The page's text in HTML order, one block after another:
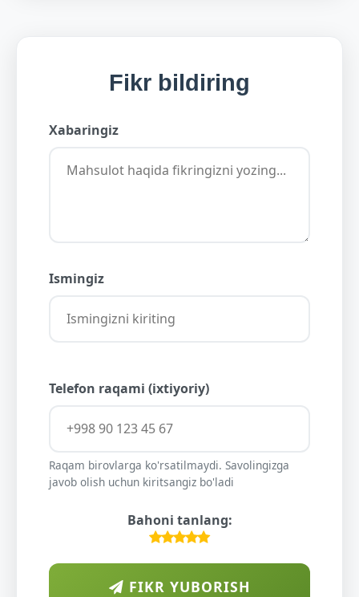
Fikr bildiring
Xabaringiz
Ismingiz
Telefon raqami (ixtiyoriy)
Raqam birovlarga ko'rsatilmaydi. Savolingizga
javob olish uchun kiritsangiz bo'ladi
Bahoni tanlang:
FIKR YUBORISH